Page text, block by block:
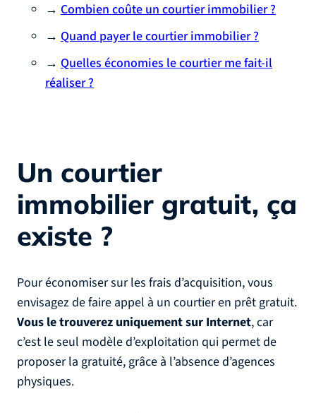
→ Combien coûte un courtier immobilier ?
→ Quand payer le courtier immobilier ?
→ Quelles économies le courtier me fait-il
réaliser ?
Un courtier
immobilier gratuit, ça
existe ?
Pour économiser sur les frais d’acquisition, vous
envisagez de faire appel à un courtier en prêt gratuit.
Vous le trouverez uniquement sur Internet, car
c’est le seul modèle d’exploitation qui permet de
proposer la gratuité, grâce à l’absence d’agences
physiques.